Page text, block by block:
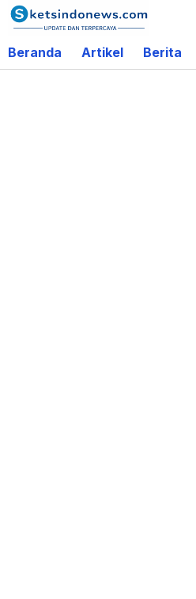
Lewati
ke
konten
Beranda Artikel Berita